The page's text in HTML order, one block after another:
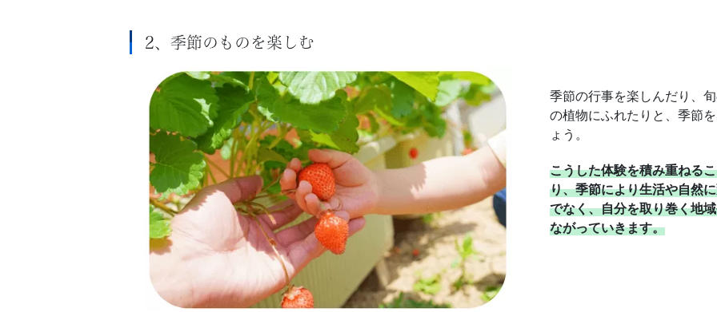
2、季節のものを楽しむ
季節の行事を楽しんだり、
の植物にふれたりと、季節
ょう。
こうした体験を積み重ねる
り、季節により生活や自然
でなく、自分を取り巻く地
ながっていきます。